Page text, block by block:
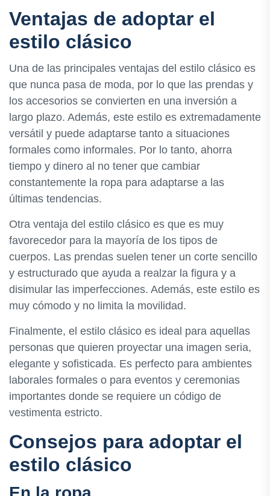
Ventajas de adoptar el
estilo clásico
Una de las principales ventajas del estilo clásico es
que nunca pasa de moda, por lo que las prendas y
los accesorios se convierten en una inversión a
largo plazo. Además, este estilo es extremadamente
versátil y puede adaptarse tanto a situaciones
formales como informales. Por lo tanto, ahorra
tiempo y dinero al no tener que cambiar
constantemente la ropa para adaptarse a las
últimas tendencias.
Otra ventaja del estilo clásico es que es muy
favorecedor para la mayoría de los tipos de
cuerpos. Las prendas suelen tener un corte sencillo
y estructurado que ayuda a realzar la figura y a
disimular las imperfecciones. Además, este estilo es
muy cómodo y no limita la movilidad.
Finalmente, el estilo clásico es ideal para aquellas
personas que quieren proyectar una imagen seria,
elegante y sofisticada. Es perfecto para ambientes
laborales formales o para eventos y ceremonias
importantes donde se requiere un código de
vestimenta estricto.
Consejos para adoptar el
estilo clásico